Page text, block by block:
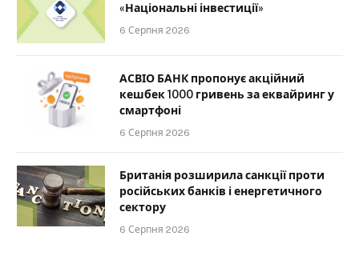
«Національні інвестиції»
6 Серпня 2026
АСВІО БАНК пропонує акційний
кешбек 1000 гривень за еквайринг у
смартфоні
6 Серпня 2026
Британія розширила санкції проти
російських банків і енергетичного
сектору
6 Серпня 2026